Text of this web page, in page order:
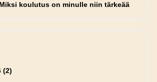
Miksi koulutus on minulle niin tärkeää
(2)